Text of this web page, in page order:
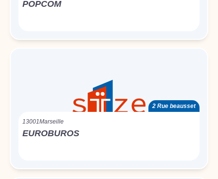
POPCOM
2 Rue beausset
13001Marseille
EUROBUROS